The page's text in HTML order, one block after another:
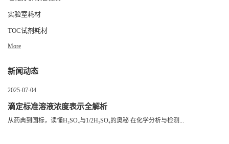
实验室耗材
TOC试剂耗材
More
新闻动态
2025-07-04
滴定标准溶液浓度表示全解析
从药典到国标，读懂H₂SO₄与1/2H₂SO₄的奥秘 在化学分析与检测...